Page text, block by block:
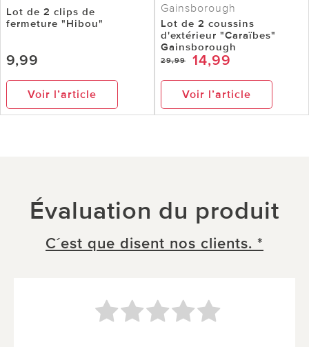
Lot de 2 clips de
fermeture "Hibou"
9,99
Voir l’article
Gainsborough
Lot de 2 coussins
d'extérieur "Caraïbes"
Gainsborough
29,99 14,99
Voir l’article
Évaluation du produit
C´est que disent nos clients. *